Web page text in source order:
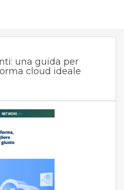
una guida per
cloud ideale